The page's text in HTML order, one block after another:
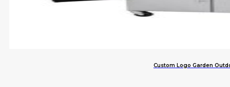
Custom Logo Garden